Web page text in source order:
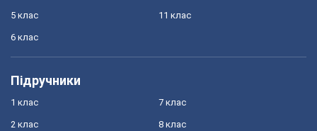
5 клас
6 клас
11 клас
Підручники
1 клас
2 клас
7 клас
8 клас